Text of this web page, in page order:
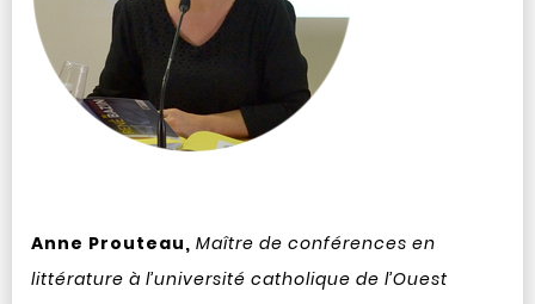
Anne Prouteau, Maître de conférences en
littérature à l’université catholique de l’Ouest